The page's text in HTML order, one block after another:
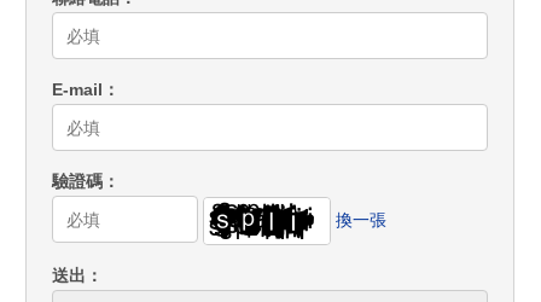
E-mail
驗證碼
換一張
送出